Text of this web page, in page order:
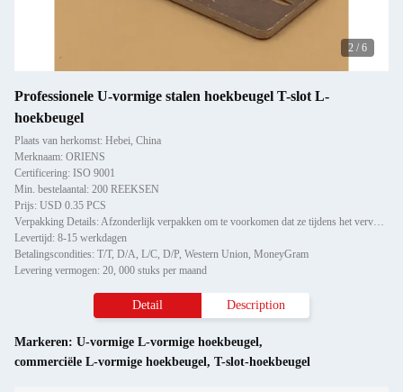
2 / 6
Professionele U-vormige stalen hoekbeugel T-slot L-
hoekbeugel
Plaats van herkomst: Hebei, China
Merknaam: ORIENS
Certificering: ISO 9001
Min. bestelaantal: 200 REEKSEN
Prijs: USD 0.35 PCS
Verpakking Details: Afzonderlijk verpakken om te voorkomen dat ze tijdens het vervoer beschadigd raken of krabben, vervo
Levertijd: 8-15 werkdagen
Betalingscondities: T/T, D/A, L/C, D/P, Western Union, MoneyGram
Levering vermogen: 20, 000 stuks per maand
Detail Description
Markeren: U-vormige L-vormige hoekbeugel,
commerciële L-vormige hoekbeugel, T-slot-hoekbeugel